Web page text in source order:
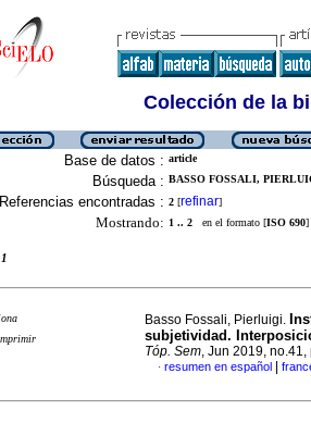
Colección de la
Base de datos : article
Búsqueda : BASSO FOSSALI,
Referencias encontradas : 2 [refinar]
Mostrando: 1 .. 2 en el formato [ISO 690]
Basso Fossali, Pierluigi.
subjetividad.
Tóp. Sem, Jun 2019,
· resumen en español